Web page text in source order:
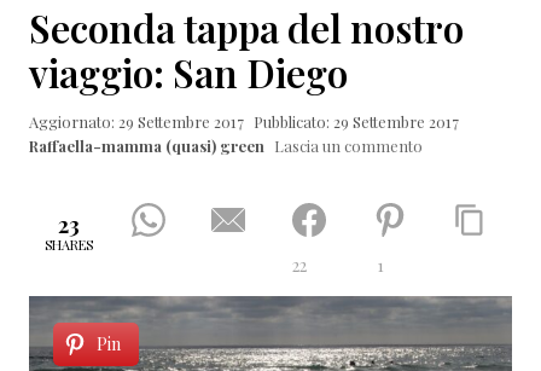
ricette
per
famiglie
Seconda tappa del nostro
viaggio: San Diego
Aggiornato: 29 Settembre 2017 Pubblicato: 29 Settembre 2017
Raffaella-mamma (quasi) green Lascia un commento
23
SHARES
22 1
Pin